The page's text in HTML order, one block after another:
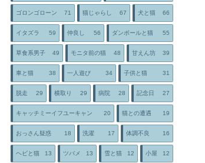
ゴロンゴローン 71 猫じゃらし 67 犬と猫 66
イタズラ 59 仲良し 56 ダンボールと猫 55
草食系男子 49 モニタ前の猫 48 甘えん坊 39
車と猫 38 一人遊び 34 子供と猫 31
脱走 29 横取り 29 病院 28 記念日 27
キャッチミーイフユーキャン 20 猫との遭遇 19
おっさん疑惑 18 洗濯 17 体調不良 16
ヘビと猫 13 ツバメ 13 雪と猫 12 小屋 12